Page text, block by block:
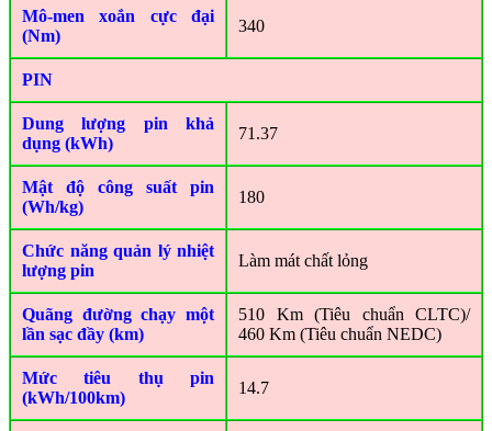
Mô-men xoắn cực đại
(Nm)
340
PIN
Dung lượng pin khả
dụng (kWh)
71.37
Mật độ công suất pin
(Wh/kg)
180
Chức năng quản lý nhiệt
lượng pin
Làm mát chất lỏng
Quãng đường chạy một
lần sạc đầy (km)
510 Km (Tiêu chuẩn CLTC)/
460 Km (Tiêu chuẩn NEDC)
Mức tiêu thụ pin
(kWh/100km)
14.7